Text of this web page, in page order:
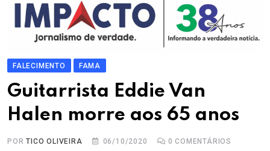
FALECIMENTO FAMA
Guitarrista Eddie Van
Halen morre aos 65 anos
PORTICO OLIVEIRA 06/10/2020 0 COMENTÁRIOS